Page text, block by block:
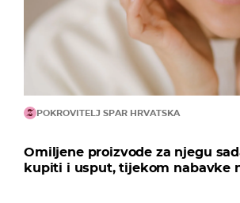
POKROVITELJ SPAR HRVATSKA
Omiljene proizvode za njegu
kupiti i usput, tijekom nabavke